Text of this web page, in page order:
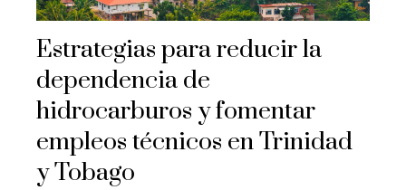
Estrategias para reducir la
dependencia de
hidrocarburos y fomentar
empleos técnicos en Trinidad
y Tobago